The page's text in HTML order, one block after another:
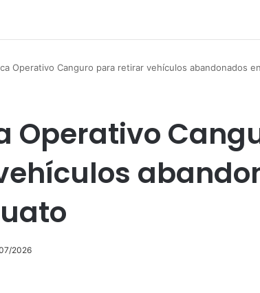
Operativo Canguro para retirar vehículos abandonados
Operativo
2026